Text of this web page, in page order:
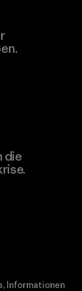
die
Informationen